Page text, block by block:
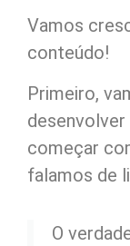
Vamos
conteúdo!
Primeiro,
desenvolver
começar
falamos de
O